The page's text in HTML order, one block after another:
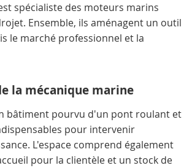
spécialiste des moteurs marins
Ensemble, ils aménagent un outil
le marché professionnel et la
la mécanique marine
bâtiment pourvu d'un pont roulant et
pour intervenir
L'espace comprend également
pour la clientèle et un stock de